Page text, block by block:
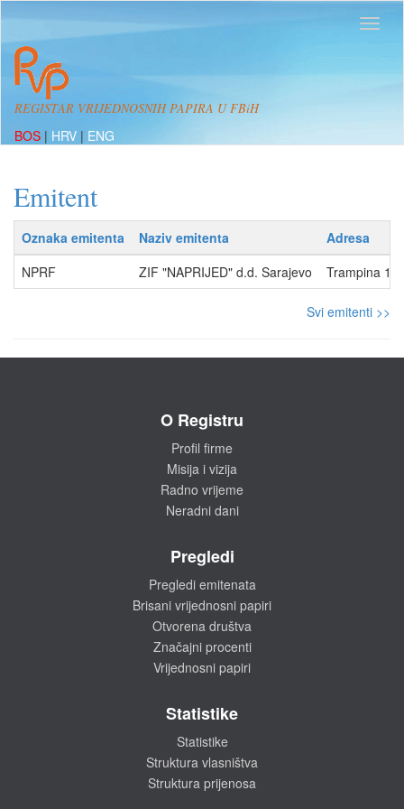
REGISTAR VRIJEDNOSNIH PAPIRA U FBiH
BOS | HRV | ENG
Emitent
Oznaka emitenta Naziv emitenta
Adresa
NPRF
ZIF "NAPRIJED" d.d. Sarajevo Trampina
Svi emitenti >>
O Registru
Profil firme
Misija i vizija
Radno vrijeme
Neradni dani
Pregledi
Pregledi emitenata
Brisani vrijednosni papiri
Otvorena društva
Značajni procenti
Vrijednosni papiri
Statistike
Statistike
Struktura vlasništva
Struktura prijenosa